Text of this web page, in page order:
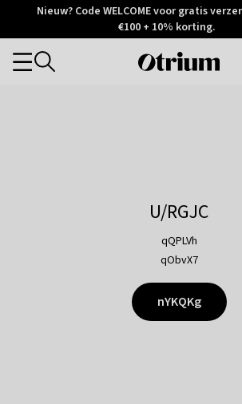
Otrium
Trustpilot
Nieuw? Code WELCOME voor gratis
€100 + 10% korting.
Otrium
Categories
U/RGJC
qQPLVh
qObvX7
nYKQKg